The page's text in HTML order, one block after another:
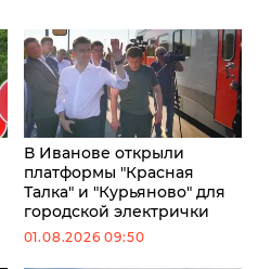
В Иванове открыли
платформы "Красная
Талка" и "Курьяново" для
городской электрички
01.08.2026 09:50